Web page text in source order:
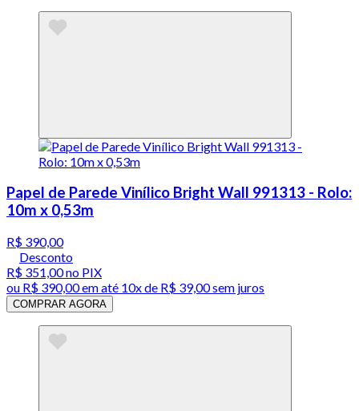
Papel de Parede Vinílico Bright Wall 991313 - Rolo:
10m x 0,53m
R$ 390,00
Desconto
R$ 351,00no PIX
ou R$ 390,00em até 10x de R$ 39,00 sem juros
COMPRAR AGORA